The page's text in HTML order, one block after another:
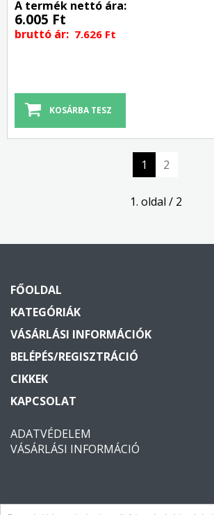
A termék nettó ára:
6.005 Ft
bruttó ár: 7.626 Ft
1 2
1. oldal / 2
FŐOLDAL
KATEGÓRIÁK
VÁSÁRLÁSI INFORMÁCIÓK
BELÉPÉS/REGISZTRÁCIÓ
CIKKEK
KAPCSOLAT
ADATVÉDELEM
VÁSÁRLÁSI INFORMÁCIÓ